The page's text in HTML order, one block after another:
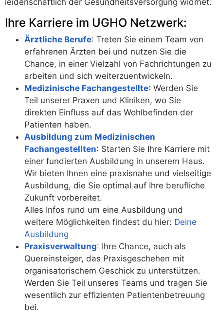
leidenschaftlich der Gesundheitsversorgung widmet.
Ihre Karriere im UGHO Netzwerk:
Ärztliche Berufe: Treten Sie einem Team von
erfahrenen Ärzten bei und nutzen Sie die
Chance, in einer Vielzahl von Fachrichtungen zu
arbeiten und sich weiterzuentwickeln.
Medizinische Fachangestellte: Werden Sie
Teil unserer Praxen und Kliniken, wo Sie
direkten Einfluss auf das Wohlbefinden der
Patienten haben.
Ausbildung zum Medizinischen
Fachangestellten: Starten Sie Ihre Karriere mit
einer fundierten Ausbildung in unserem Haus.
Wir bieten Ihnen eine praxisnahe und vielseitige
Ausbildung, die Sie optimal auf Ihre berufliche
Zukunft vorbereitet.
Alles Infos rund um eine Ausbildung und
weitere Möglichkeiten findest du hier: Deine
Ausbildung
Praxisverwaltung: Ihre Chance, auch als
Quereinsteiger, das Praxisgeschehen mit
organisatorischem Geschick zu unterstützen.
Werden Sie Teil unseres Teams und tragen Sie
wesentlich zur effizienten Patientenbetreuung
bei.